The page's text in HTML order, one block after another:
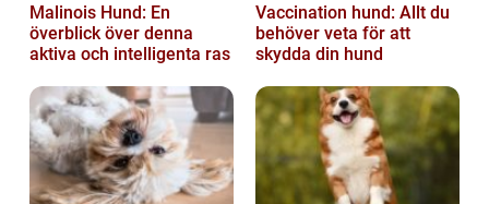
Malinois Hund: En
överblick över denna
aktiva och intelligenta ras
Vaccination hund: Allt du
behöver veta för att
skydda din hund